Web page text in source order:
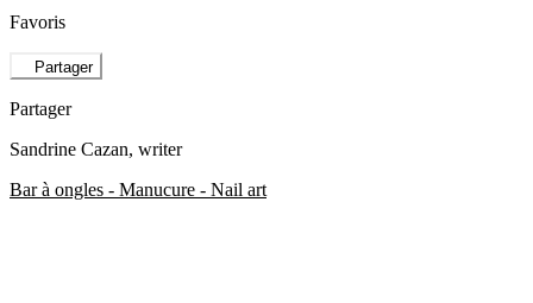
Favoris
Partager
Partager
Sandrine Cazan, writer
Bar à ongles - Manucure - Nail art